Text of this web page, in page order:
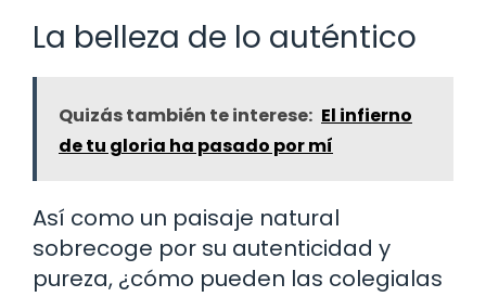
La belleza de lo auténtico
Quizás también te interese: El infierno
de tu gloria ha pasado por mí
Así como un paisaje natural
sobrecoge por su autenticidad y
pureza, ¿cómo pueden las colegialas